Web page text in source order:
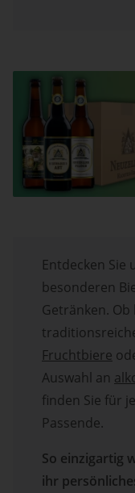
Entdecken Sie
besonderen
Getränken. Ob
Fruchtbiere
Auswahl an
finden Sie für
Passende.
So einzigartig
ihr